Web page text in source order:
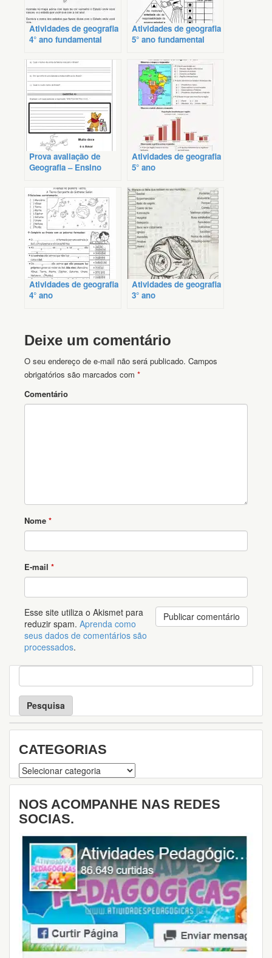
Atividades de geografia
4° ano fundamental
Atividades de geografia
5° ano fundamental
Prova avaliação de
Geografia – Ensino
Atividades de geografia
5° ano
Atividades de geografia
4° ano
Atividades de geografia
3° ano
Deixe um comentário
O seu endereço de e-mail não será publicado. Campos
obrigatórios são marcados com *
Comentário
Nome *
E-mail *
Esse site utiliza o Akismet para
reduzir spam. Aprenda como
seus dados de comentários são
processados.
P
e
s
u
i
a
CATEGORIAS
Categorias
NOS ACOMPANHE NAS REDES
SOCIAS.